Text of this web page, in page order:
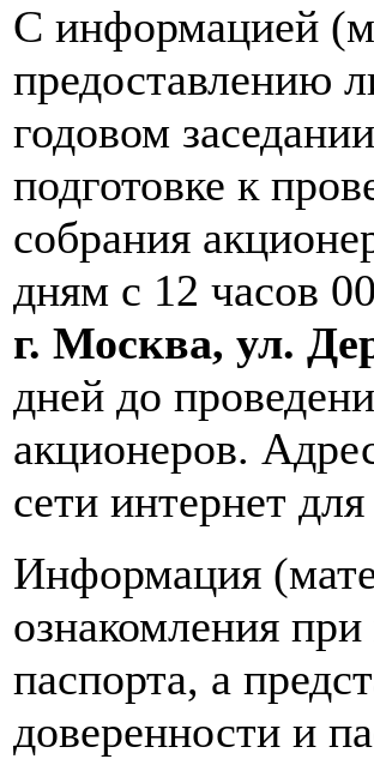
С информацией
предоставлению
годовом
подготовке к
собрания
дням с 12 часов
г. Москва, ул.
дней до
акционеров.
сети интернет
Информация
ознакомления
паспорта, а
доверенности и